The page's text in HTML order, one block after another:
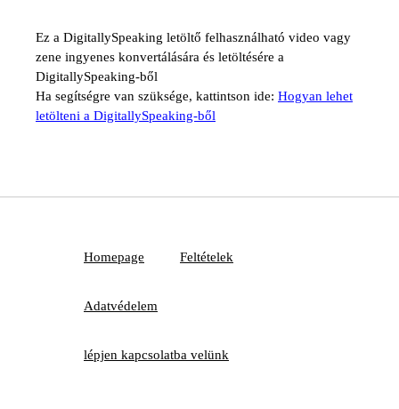
Ez a DigitallySpeaking letöltő felhasználható video vagy
zene ingyenes konvertálására és letöltésére a
DigitallySpeaking-ből
Ha segítségre van szüksége, kattintson ide: Hogyan lehet
letölteni a DigitallySpeaking-ből
Homepage Feltételek
Adatvédelem
lépjen kapcsolatba velünk